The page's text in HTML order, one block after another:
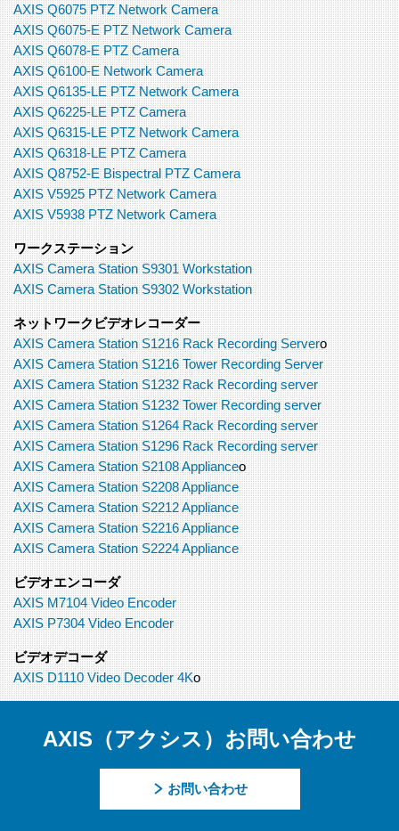
AXIS Q6075 PTZ Network Camera
AXIS Q6075-E PTZ Network Camera
AXIS Q6078-E PTZ Camera
AXIS Q6100-E Network Camera
AXIS Q6135-LE PTZ Network Camera
AXIS Q6225-LE PTZ Camera
AXIS Q6315-LE PTZ Network Camera
AXIS Q6318-LE PTZ Camera
AXIS Q8752-E Bispectral PTZ Camera
AXIS V5925 PTZ Network Camera
AXIS V5938 PTZ Network Camera
ワークステーション
AXIS Camera Station S9301 Workstation
AXIS Camera Station S9302 Workstation
ネットワークビデオレコーダー
AXIS Camera Station S1216 Rack Recording Servero
AXIS Camera Station S1216 Tower Recording Server
AXIS Camera Station S1232 Rack Recording server
AXIS Camera Station S1232 Tower Recording server
AXIS Camera Station S1264 Rack Recording server
AXIS Camera Station S1296 Rack Recording server
AXIS Camera Station S2108 Applianceo
AXIS Camera Station S2208 Appliance
AXIS Camera Station S2212 Appliance
AXIS Camera Station S2216 Appliance
AXIS Camera Station S2224 Appliance
ビデオエンコーダ
AXIS M7104 Video Encoder
AXIS P7304 Video Encoder
ビデオデコーダ
AXIS D1110 Video Decoder 4Ko
AXIS（アクシス）お問い合わせ
お問い合わせ